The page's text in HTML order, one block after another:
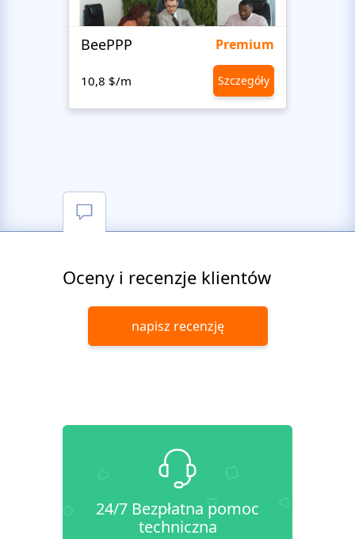
BeePPP Premium
10,8 $/m Szczegóły
Oceny i recenzje klientów
napisz recenzję
24/7 Bezpłatna pomoc
techniczna